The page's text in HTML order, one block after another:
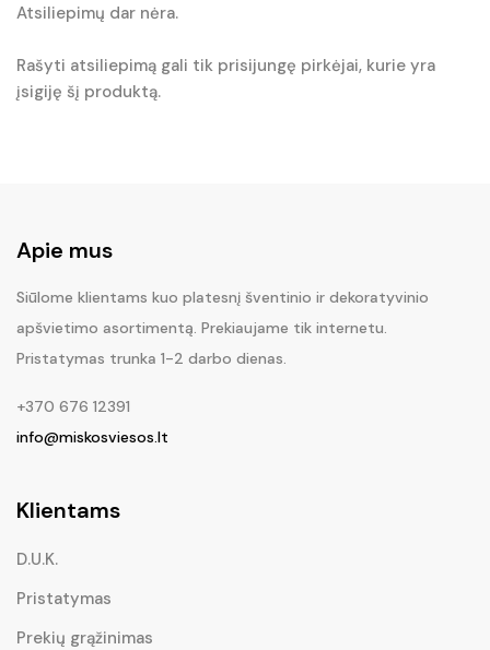
Atsiliepimų dar nėra.
Rašyti atsiliepimą gali tik prisijungę pirkėjai, kurie yra
įsigiję šį produktą.
Apie mus
Siūlome klientams kuo platesnį šventinio ir dekoratyvinio
apšvietimo asortimentą. Prekiaujame tik internetu.
Pristatymas trunka 1-2 darbo dienas.
+370 676 12391
info@miskosviesos.lt
Klientams
D.U.K.
Pristatymas
Prekių grąžinimas